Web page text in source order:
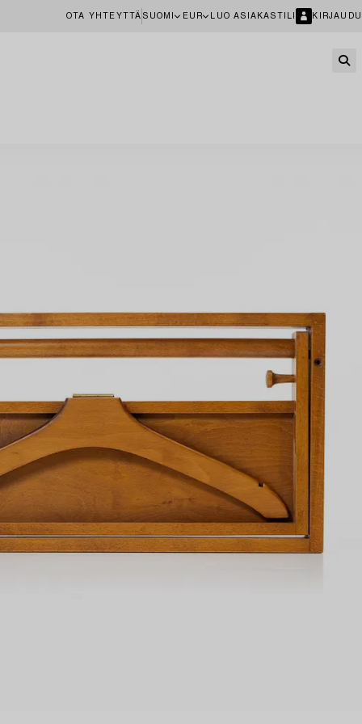
OTA YHTEYTTÄ SUOMI EUR LUO ASIAKASTILI KIRJAUDU